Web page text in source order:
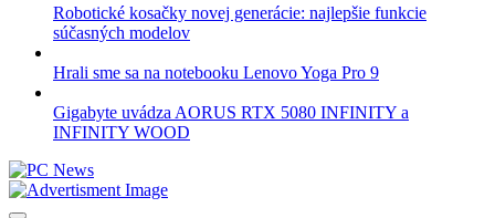
Robotické kosačky novej generácie: najlepšie funkcie
súčasných modelov
Hrali sme sa na notebooku Lenovo Yoga Pro 9
Gigabyte uvádza AORUS RTX 5080 INFINITY a
INFINITY WOOD